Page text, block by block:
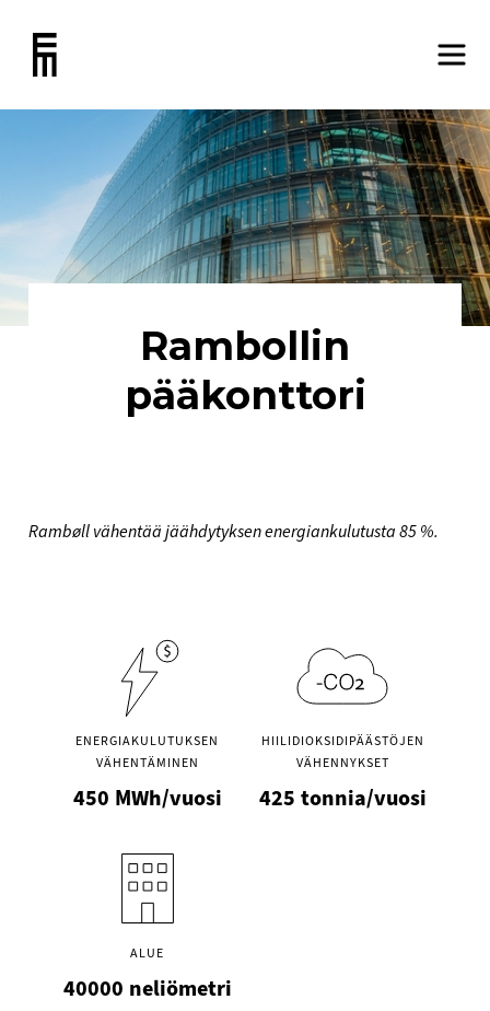
Rambollin
pääkonttori
Rambøll vähentää jäähdytyksen energiankulutusta 85 %.
ENERGIAKULUTUKSEN
VÄHENTÄMINEN
450 MWh/vuosi
HIILIDIOKSIDIPÄÄSTÖJEN
VÄHENNYKSET
425 tonnia/vuosi
ALUE
40000 neliömetri